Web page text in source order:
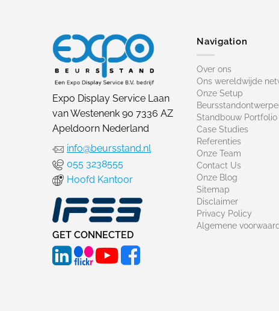
Expo Display Service Laan
van Westenenk 90 7336 AZ
Apeldoorn Nederland
info@beursstand.nl
055 3238555
Hoofd Kantoor
GET CONNECTED
Navigation
Over ons
Ons wereldwijde
Onze Setup
Standbouw Portfolio
Case Studies
Referenties
Onze Team
Contact Us
Onze Blog
Sitemap
Disclaimer
Privacy Policy
Algemene